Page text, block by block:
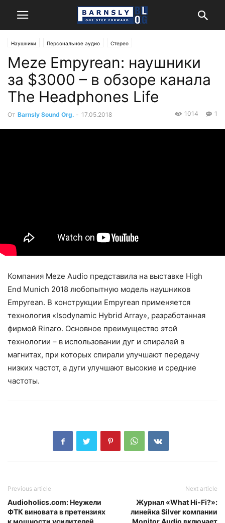
Наушники Персональное аудио Стерео
Meze Empyrean: наушники
за $3000 – в обзоре канала
The Headphones Life
От Barnsly Sound Org. - 17.05.2018 1
1014
Компания Meze Audio представила на выставке High
End Munich 2018 любопытную модель наушников
Empyrean. В конструкции Empyrean применяется
технология «Isodynamic Hybrid Array», разработанная
фирмой Rinaro. Основное преимущество этой
технологии – в использовании дуг и спиралей в
магнитах, при которых спирали улучшают передачу
низких частот, а дуги улучшают высокие и средние
частоты.
Previous article
Audioholics.com: Неужели
ФТК виновата в претензиях
к мощности усилителей
Next article
Журнал «What Hi-Fi?»:
линейка Silver компании
Monitor Audio включает